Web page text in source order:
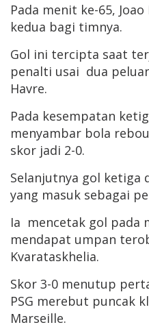
Pada menit ke-65,
kedua bagi timnya.
Gol ini tercipta saat
penalti usai dua
Havre.
Pada kesempatan
menyambar bola
skor jadi 2-0.
Selanjutnya gol ketiga
yang masuk sebagai
Ia mencetak gol pada
mendapat umpan
Kvarataskhelia.
Skor 3-0 menutup
PSG merebut puncak
Marseille.